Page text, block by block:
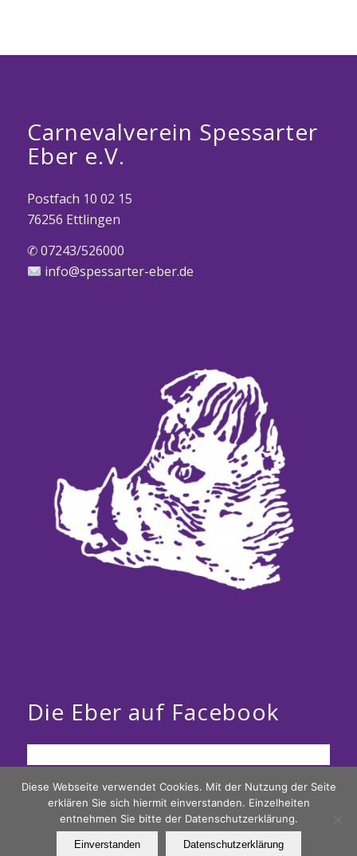
Carnevalverein Spessarter
Eber e.V.
Postfach 10 02 15
76256 Ettlingen
✆ 07243/526000
info@spessarter-eber.de
Die Eber auf Facebook
Die saumäßige Seite der Spessarter Eber ;-)
Diese Webseite verwendet Cookies. Mit der Nutzung der Seite
erklären Sie sich hiermit einverstanden. Einzelheiten
entnehmen Sie bitte der Datenschutzerklärung.
Einverstanden Datenschutzerklärung